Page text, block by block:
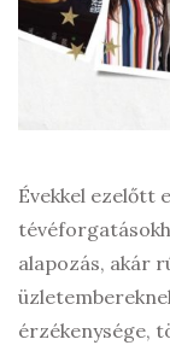
Évekkel ezelőtt
alapozás, akár
érzékenysége,